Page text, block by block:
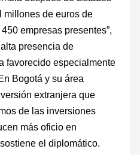
millones de euros de
empresas presentes”,
presencia de
favorecido especialmente
Bogotá y su área
extranjera que
de las inversiones
más oficio en
el diplomático.